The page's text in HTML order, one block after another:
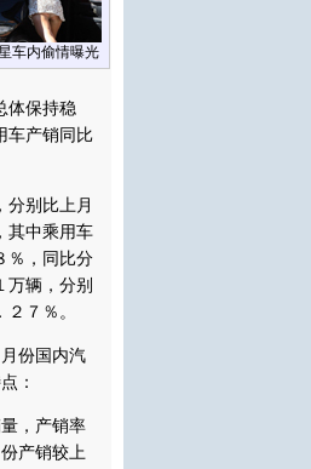
车内偷情曝光
体保持稳
车产销同比
别比上月
其中乘用车
％，同比分
万辆，分别
７％。
份国内汽
：
，产销率
产销较上